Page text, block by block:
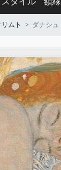
ムト ダナシュ